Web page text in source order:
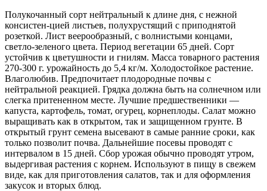
Полукочанный сорт нейтральный к длине дня, с нежной
консистен-цией листьев, полухрустящий с приподнятой
розеткой. Лист веерообразный, с волнистыми концами,
светло-зеленого цвета. Период вегетации 65 дней. Сорт
устойчив к цветушности и гнилям. Масса товарного растения
270-300 г. урожайность до 5,4 кг/м. Холодостойкое растение.
Влаголюбив. Предпочитает плодородные почвы с
нейтральной реакцией. Грядка должна быть на солнечном или
слегка притененном месте. Лучшие предшественники —
капуста, картофель, томат, огурец, корнеплоды. Салат можно
выращивать как в открытом, так и защищенном грунте. В
открытый грунт семена высевают в самые ранние сроки, как
только позволит почва. Дальнейшие посевы проводят с
интервалом в 15 дней. Сбор урожая обычно проводят утром,
выдергивая растения с корнем. Используют в пищу в свежем
виде, как для приготовления салатов, так и для оформления
закусок и вторых блюд.